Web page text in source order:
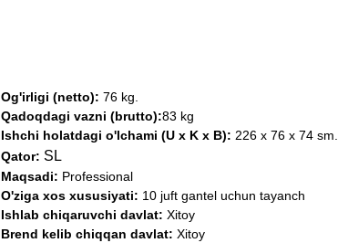
Og'irligi (netto): 76 kg.
Qadoqdagi vazni (brutto):83 kg
Ishchi holatdagi o'lchami (U x K x B): 226 х 76 х 74 sm.
Qator: SL
Maqsadi: Professional
O'ziga xos xususiyati: 10 juft gantel uchun tayanch
Ishlab chiqaruvchi davlat: Xitoy
Brend kelib chiqqan davlat: Xitoy